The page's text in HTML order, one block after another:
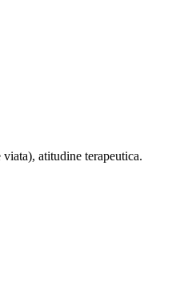
atitudine terapeutica.